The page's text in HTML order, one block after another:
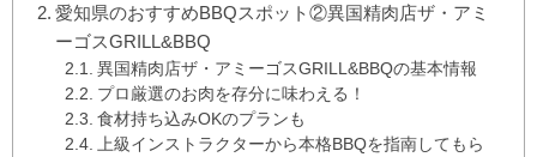
愛知県のおすすめBBQスポット②異国精肉店ザ・アミ
ーゴスGRILL&BBQ
異国精肉店ザ・アミーゴスGRILL&BBQの基本情報
プロ厳選のお肉を存分に味わえる！
食材持ち込みOKのプランも
上級インストラクターから本格BBQを指南してもら